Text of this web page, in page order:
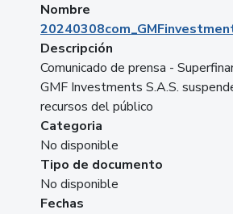
Nombre
Descripción
Comunicado de prensa -
GMF Investments S.A.S.
recursos del público
Categoria
No disponible
Tipo de documento
No disponible
Fechas